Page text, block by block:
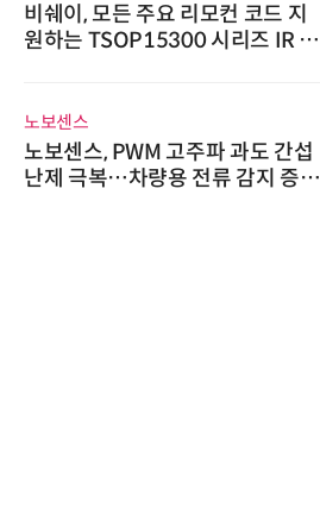
비쉐이, 모든 주요 리모컨 코드 지
원하는 TSOP15300 시리즈 IR 수
노보센스
노보센스, PWM 고주파 과도 간섭
난제 극복…차량용 전류 감지 증폭